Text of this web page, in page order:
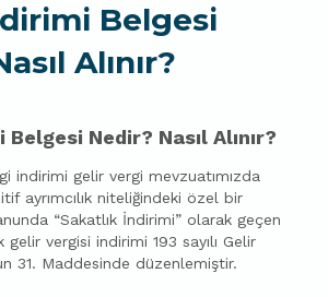
Belgesi
Alınır?
Belgesi Nedir? Nasıl Alınır?
indirimi gelir vergi mevzuatımızda
ayrımcılık niteliğindeki özel bir
“Sakatlık İndirimi” olarak geçen
vergisi indirimi 193 sayılı Gelir
31. Maddesinde düzenlemiştir.